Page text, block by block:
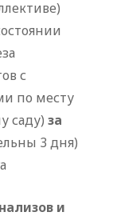
с
по месту
саду) за
3 дня)
и